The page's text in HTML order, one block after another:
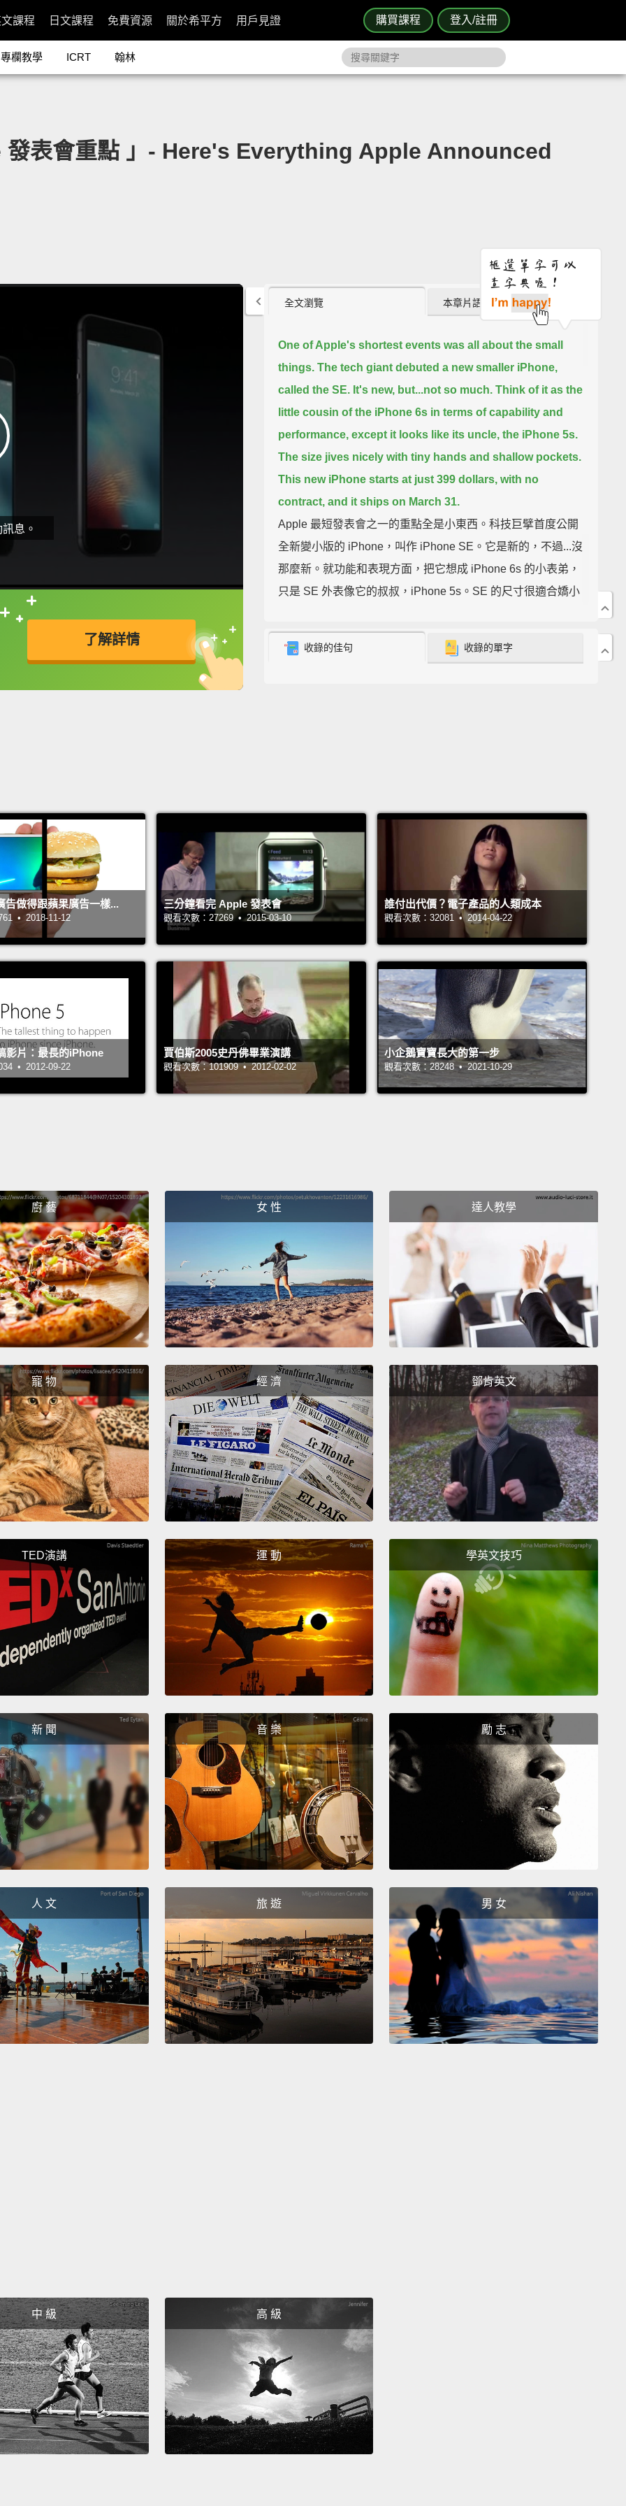
購買課程 登入/註冊
課程 日文課程 免費資源 關於希平方 用戶見證
專欄教學 ICRT 翰林
發表會重點 」- Here's Everything Apple Announced
息。
了解詳情
接查字典喔！
英
全文瀏覽 本章片語 (5)
One of Apple's shortest events was all about the small
things. The tech giant debuted a new smaller iPhone,
called the SE. It's new, but...not so much. Think of it as the
little cousin of the iPhone 6s in terms of capability and
performance, except it looks like its uncle, the iPhone 5s.
The size jives nicely with tiny hands and shallow pockets.
This new iPhone starts at just 399 dollars, with no
contract, and it ships on March 31.
Apple 最短發表會之一的重點全是小東西。科技巨擘首度公開
全新變小版的 iPhone，叫作 iPhone SE。它是新的，不過...沒
那麼新。就功能和表現方面，把它想成 iPhone 6s 的小表弟，
只是 SE 外表像它的叔叔，iPhone 5s。SE 的尺寸很適合嬌小
約，它會在三月三十一號出貨。
As you might expect, the Pro
tag comes with a big price tag.
This new tablet will start at
599 dollars with the 32 GB model,
or 749 dollars for the
128 GB,
and a new offering, 899 for the 256 GB.
sale March 24 and ships March 31. It comes in four colors,
including that tasty rose gold finish.
iPad Pro 也縮小了，Apple 現在提供這高端平板的 9.7 吋版
本。它和 12.9 吋的老大哥有相同功能，不過攜帶起來輕鬆許
多。雖然螢幕變小了，新 iPad Pro 的螢幕有項 Apple 稱為
True Tone 的新功能。四顆環繞感測器測量房間四周光線，以
調整螢幕亮度和色溫。和你可能想到的一樣，Pro 的名號附帶
著不凡價位。這台新平板 32 GB 的機型定價從美金 599 元開
始，或 128 GB 版本美金 749 元，還有提供一項新選擇，256
iOS 9.3 is now available for download.
The update
extends the reach of 3D Touch, protects your Notes app
with Touch ID,
and our favorite new feature makes
reading in bed easier on the eyes.
The new Night Shift
mode adjusts the brightness and color temperature of the
display depending on what time of day it is.
After sunset,
it shifts the color temperature of the screen from cooler,
color schemes work a lot better with your circadian
rhythms, meaning you might sleep better as a result.
iOS 9.3 現在可供下載。這次更新將 3D Touch 功能運用得更廣
泛、以 Touch ID 保護你的備忘錄程式，而我們最愛的新功能
讓床上閱讀對雙眼更省力。新夜間模式調整螢幕亮度和色溫，
依據是在一天中的什麼時間。日落後，它將螢幕的色溫從較
冷、藍色調的色彩轉變成比較溫暖、橘色調的色彩。概念是這
較好。
On the less exciting side, there were no hardware
upgrades for the Apple Watch, just a reduction in price.
The watch now starts at 299 dollars.
There are also some
new bands for it, including a '90s throwback—NATO-style
woven fabric bands in neon colors.
有降價。手錶現在起價美金 299 元。Apple Watch 還有一些新
錶帶，包含復古 90 年代款－－螢光色 NATO 風織布錶帶。
Here's a mind-blowing fact: Over a billion Apple devices
are currently in use worldwide.
With that in mind, Apple
has pushed hard to be more sustainable.
The company
claims 93 percent of its facilities worldwide are now
running on renewable energy.
這裡是個驚人事實：全球目前有超過十億個 Apple 裝置在被使
用。考慮到那，Apple 努力變得更永續。Apple 公司宣稱它全
球百分之九十三的設施目前是靠可更新能源運作。
Apple also introduced us to Liam, a robot designed
specifically to pick Apple products apart piece by piece to
make sure every last component is recycled and reused.
To keep Liam busy,
Apple will pay for U.S. customers to
收錄的佳句 收錄的單字
告做得跟蘋果廣告一樣...
• 2018-11-12
三分鐘看完 Apple 發表會
觀看次數：27269 • 2015-03-10
誰付出代價？電子產品的人類成本
觀看次數：32081 • 2014-04-22
影片：最長的iPhone
• 2012-09-22
賈伯斯2005史丹佛畢業演講
觀看次數：101909 • 2012-02-02
小企鵝寶寶長大的第一步
觀看次數：28248 • 2021-10-29
廚 藝 女 性 達人教學
寵 物 經 濟 鄧肯英文
TED演講 運 動 學英文技巧
新 聞 音 樂 勵 志
人 文 旅 遊 男 女
中 級 高 級